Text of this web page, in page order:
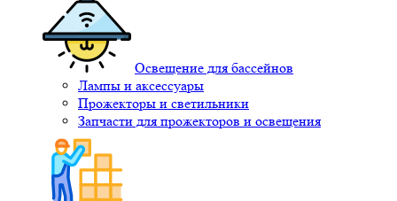
Освещение для бассейнов
Лампы и аксессуары
Прожекторы и светильники
Запчасти для прожекторов и освещения